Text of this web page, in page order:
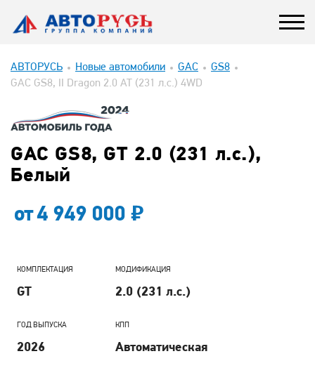
АВТОРУСЬ Новые автомобили GAC
GS8
GAC GS8, II Dragon 2.0 AT (231 л.с.) 4WD
GAC GS8, GT 2.0 (231 л.с.),
Белый
от4 949 000
КОМПЛЕКТАЦИЯ
GT
МОДИФИКАЦИЯ
2.0 (231 л.с.)
ГОД ВЫПУСКА
2026
КПП
Автоматическая